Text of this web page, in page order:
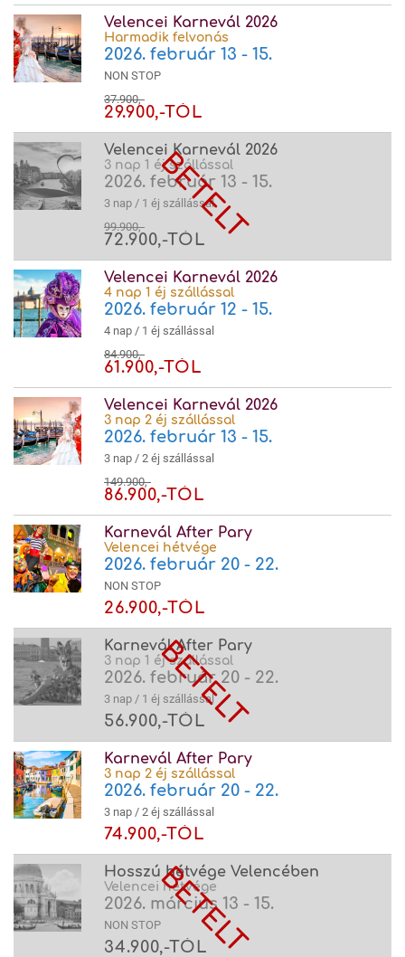
Velencei Karnevál 2026
Harmadik felvonás
2026. február 13 - 15.
NON STOP
37.900,-
29.900,-TÓL
Velencei Karnevál 2026
3 nap 1 éj szállással
2026. február 13 - 15.
3 nap / 1 éj szállással
99.900,-
72.900,-TÓL
Velencei Karnevál 2026
4 nap 1 éj szállással
2026. február 12 - 15.
4 nap / 1 éj szállással
84.900,-
61.900,-TÓL
Velencei Karnevál 2026
3 nap 2 éj szállással
2026. február 13 - 15.
3 nap / 2 éj szállással
149.900,-
86.900,-TÓL
Karnevál After Pary
Velencei hétvége
2026. február 20 - 22.
NON STOP
26.900,-TÓL
Karnevál After Pary
3 nap 1 éj szállással
2026. február 20 - 22.
3 nap / 1 éj szállással
56.900,-TÓL
Karnevál After Pary
3 nap 2 éj szállással
2026. február 20 - 22.
3 nap / 2 éj szállással
74.900,-TÓL
Hosszú hétvége Velencében
Velencei hétvége
2026. március 13 - 15.
NON STOP
34.900,-TÓL